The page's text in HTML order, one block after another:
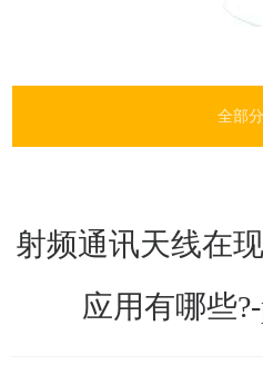
全部
射频通讯天线在
应用有哪些